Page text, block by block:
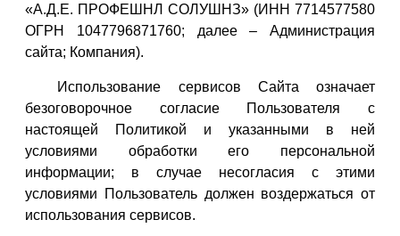
«А.Д.Е. ПРОФЕШНЛ СОЛУШНЗ» (ИНН 7714577580
ОГРН 1047796871760; далее – Администрация
сайта; Компания).
Использование сервисов Сайта означает
безоговорочное согласие Пользователя с
настоящей Политикой и указанными в ней
условиями обработки его персональной
информации; в случае несогласия с этими
условиями Пользователь должен воздержаться от
использования сервисов.